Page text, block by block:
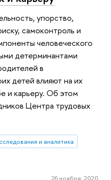
упорство,
самоконтроль и
человеческого
детерминантами
в
детей влияют на их
и карьеру. Об этом
Центра трудовых
и аналитика
26 ноября 2020